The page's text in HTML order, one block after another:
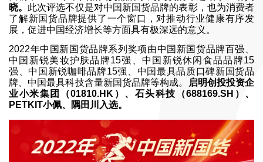
晓。 此次评选不仅是对中国新国货品牌的表彰，也为消费者
了解新国货品牌提供了一个窗口，对推动行业健康有序发
展，促进中国经济增长等方面具有极深远的意义。
2022年中国新国货品牌系列奖项由中国新国货品牌百强、
中国新锐美妆护肤品牌15强、中国新锐休闲食品品牌15
强、中国新锐咖啡品牌15强、中国最具品质口碑新国货品
牌、中国最具科技含量新国货品牌等构成。
启明创投投资企
业小米集团（01810.HK）、石头科技（688169.SH）、
PETKIT小佩、隅田川入选。